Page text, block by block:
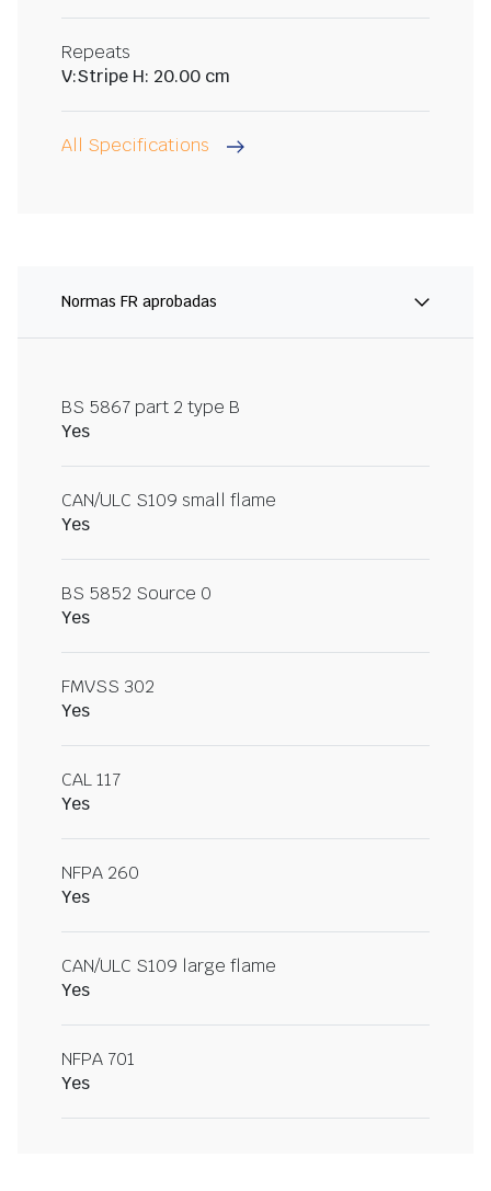
Repeats
V:Stripe H: 20.00 cm
All Specifications
Normas FR aprobadas
BS 5867 part 2 type B
Yes
CAN/ULC S109 small flame
Yes
BS 5852 Source 0
Yes
FMVSS 302
Yes
CAL 117
Yes
NFPA 260
Yes
CAN/ULC S109 large flame
Yes
NFPA 701
Yes